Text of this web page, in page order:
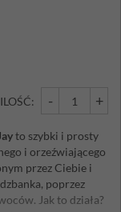
ILOŚĆ: - +
to szybki i prosty
i orzeźwiającego
przez Ciebie i
poprzez
Jak to działa?